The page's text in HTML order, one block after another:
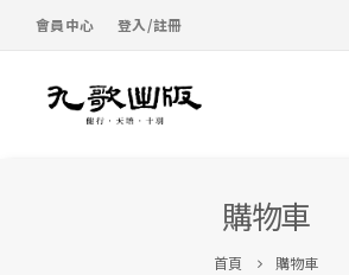
會員中心 登入/註冊
購物車
首頁 購物車